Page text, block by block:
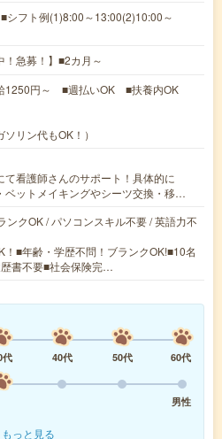
シフト例(1)8:00～13:00(2)10:00～
！急募！】■2カ月～
1250円～ ■週払いOK ■扶養内OK
リン代もOK！）
看護師さんのサポート！具体的に
ベットメイキングやシーツ交換・移…
ンクOK / パソコンスキル不要 / 英語力不
！■年齢・学歴不問！ブランクOK!■10名
書不要■社会保険完…
代 40代 50代
60代
男性
もっと見る